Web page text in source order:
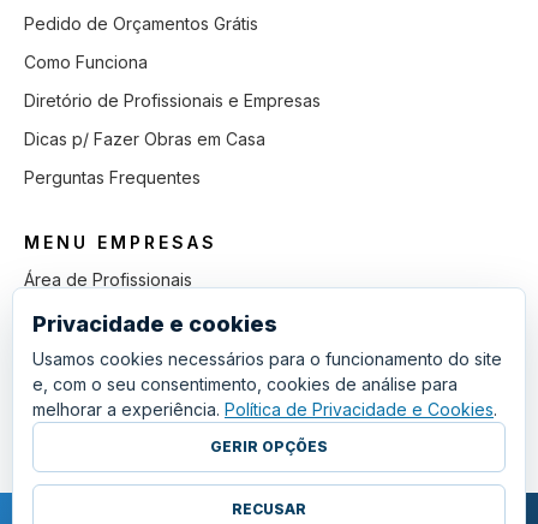
Pedido de Orçamentos Grátis
Como Funciona
Diretório de Profissionais e Empresas
Dicas p/ Fazer Obras em Casa
Perguntas Frequentes
MENU EMPRESAS
Área de Profissionais
Como Funciona
Lista de Pedidos em Aberto
Como Ganhar mais Obras
Perguntas Frequentes
Privacidade e cookies
Usamos cookies necessários para o funcionamento do site
e, com o seu consentimento, cookies de análise para
melhorar a experiência. Política de Privacidade e Cookies.
GERIR OPÇÕES
RECUSAR